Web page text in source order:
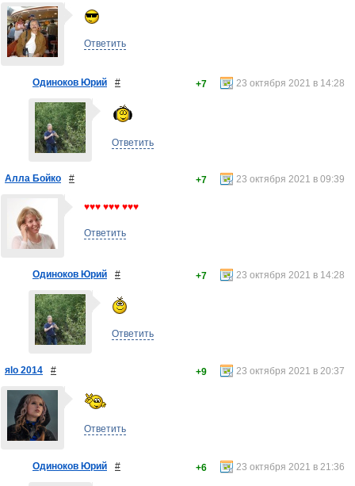
Ответить
Одиноков Юрий # 23 октября 2021 в 14:28
+7
Ответить
Алла Бойко # 23 октября 2021 в 09:39
+7
♥♥♥ ♥♥♥ ♥♥♥
Ответить
Одиноков Юрий # 23 октября 2021 в 14:28
+7
Ответить
яlo 2014 # 23 октября 2021 в 20:37
+9
Ответить
Одиноков Юрий # 23 октября 2021 в 21:36
+6